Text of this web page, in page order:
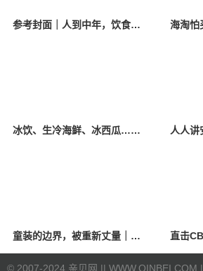
参考封面｜人到中年，饮食该如何调整？
冰饮、生冷海鲜、冰西瓜……泉州人夏季“标配”饮食极易引发胃肠炎
童装的边界，被重新丈量｜2026中国国际时装周·童话小镇圆满收官
© 2007-2024 亲贝网 || WWW.QINBEI.COM |